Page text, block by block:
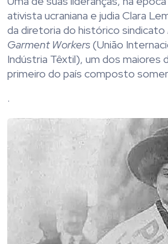
ativista ucraniana e judia Clara
da diretoria do histórico sindicato
Garment Workers(União
Indústria Têxtil), um dos maiores
primeiro do país composto
.